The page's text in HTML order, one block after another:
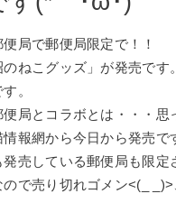
局で郵便局限定で！！
のねこグッズ」が発売です。
。
便局とコラボとは・・・
報網から今日から発売で
発売している郵便局も限定
で売り切れゴメン<(_ _)>